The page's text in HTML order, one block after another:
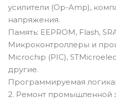
усилители (Op-Amp),
напряжения.
Память: EEPROM, Flash,
Микроконтроллеры и
Microchip (PIC),
другие.
Программируемая логика:
2. Ремонт промышленной